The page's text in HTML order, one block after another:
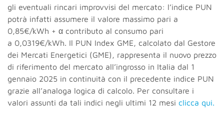
gli eventuali rincari improvvisi del mercato: l’indice PUN
potrà infatti assumere il valore massimo pari a
0,85€/kWh + α contributo al consumo pari
a 0,0319€/kWh. Il PUN Index GME, calcolato dal Gestore
dei Mercati Energetici (GME), rappresenta il nuovo prezzo
di riferimento del mercato all’ingrosso in Italia dal 1
gennaio 2025 in continuità con il precedente indice PUN
grazie all’analoga logica di calcolo. Per consultare i
valori assunti da tali indici negli ultimi 12 mesi clicca qui.